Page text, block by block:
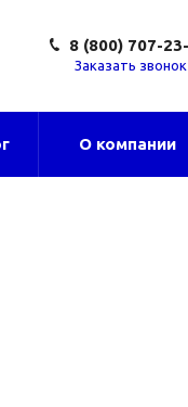
8 (800) 707-
Заказать звонок
О компании